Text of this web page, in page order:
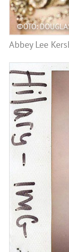
ФОТО:
Abbey Lee